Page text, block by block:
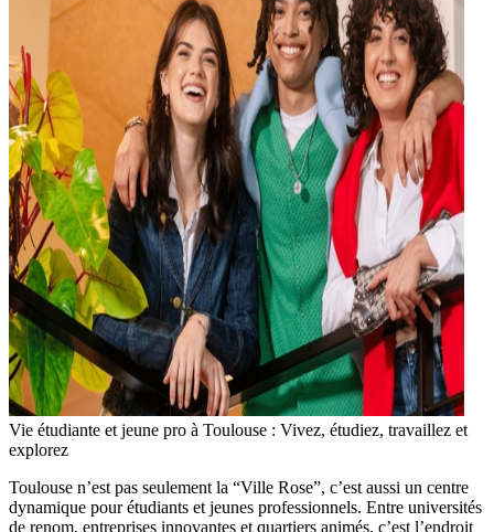
Vie étudiante et jeune pro à Toulouse : Vivez, étudiez, travaillez et
explorez
Toulouse n’est pas seulement la “Ville Rose”, c’est aussi un centre
dynamique pour étudiants et jeunes professionnels. Entre universités
de renom, entreprises innovantes et quartiers animés, c’est l’endroit